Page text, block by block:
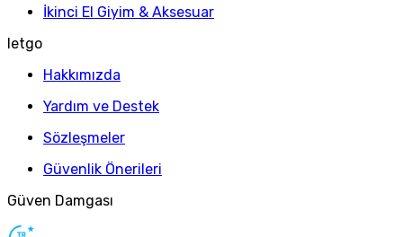
İkinci El Giyim & Aksesuar
letgo
Hakkımızda
Yardım ve Destek
Sözleşmeler
Güvenlik Önerileri
Güven Damgası